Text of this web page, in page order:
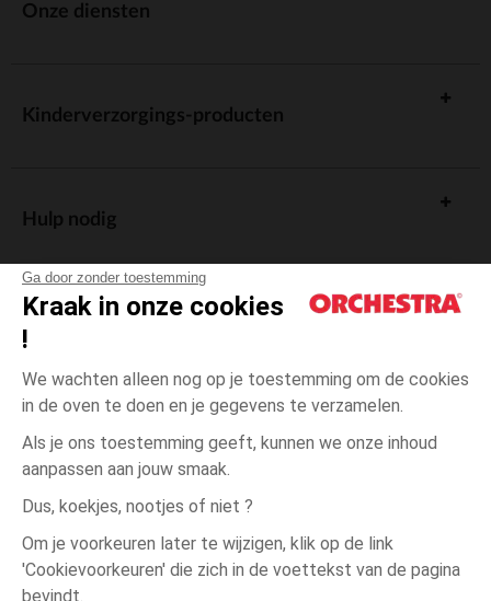
Ga door zonder toestemming
Kraak in onze cookies
!
We wachten alleen nog op je toestemming om de cookies
in de oven te doen en je gegevens te verzamelen.
Als je ons toestemming geeft, kunnen we onze inhoud
aanpassen aan jouw smaak.
Dus, koekjes, nootjes of niet ?
Om je voorkeuren later te wijzigen, klik op de link
'Cookievoorkeuren' die zich in de voettekst van de pagina
bevindt.
Beige Beige
één
Onze diensten
Kinderverzorgings-producten
Hulp nodig
Algemene verkoopsvoorwaarden
Wettelijke bepalingen
Persoonsgegevens